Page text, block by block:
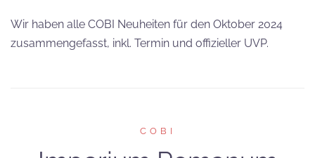
Wir haben alle COBI Neuheiten für den Oktober 2024
zusammengefasst, inkl. Termin und offizieller UVP.
COBI